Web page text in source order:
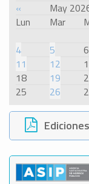
« May
Lun
Mar
4
5 6
11
12
18
19
25
26